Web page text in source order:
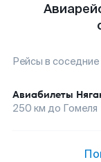
Рейсы в
Авиабилеты
250 км до Гомеля